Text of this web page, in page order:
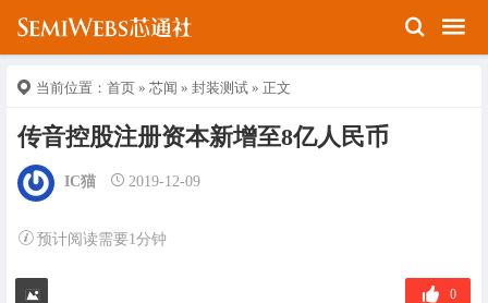
当前位置： 首页 » 芯闻 » 封装测试 » 正文
传音控股注册资本新增至8亿人民币
IC猫 2019-12-09
预计阅读需要1分钟
0